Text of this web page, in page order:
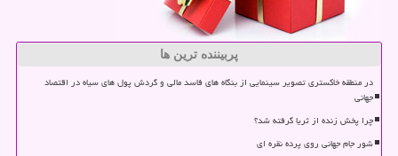
پربیننده ترین ها
در منطقه خاکستری تصویر سینمایی از بنگاه های فاسد مالی و گردش پول های سیاه در اقتصاد
جهانی
چرا پخش زنده از ثریا گرفته شد؟
شور جام جهانی روی پرده نقره ای